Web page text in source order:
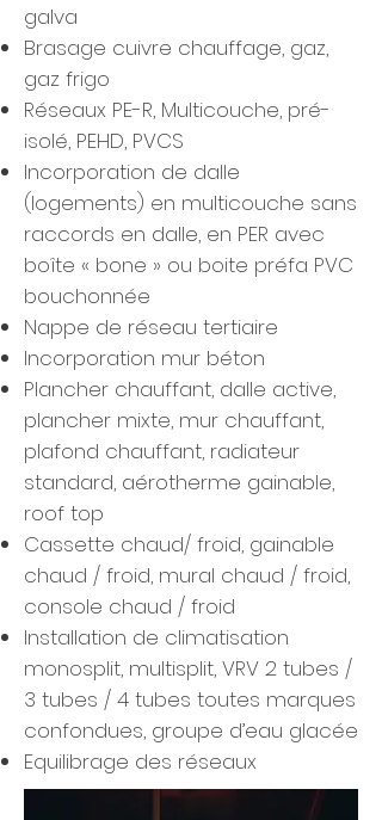
galva
Brasage cuivre chauffage, gaz,
gaz frigo
Réseaux PE-R, Multicouche, pré-
isolé, PEHD, PVCS
Incorporation de dalle
(logements) en multicouche sans
raccords en dalle, en PER avec
boîte « bone » ou boite préfa PVC
bouchonnée
Nappe de réseau tertiaire
Incorporation mur béton
Plancher chauffant, dalle active,
plancher mixte, mur chauffant,
plafond chauffant, radiateur
standard, aérotherme gainable,
roof top
Cassette chaud/ froid, gainable
chaud / froid, mural chaud / froid,
console chaud / froid
Installation de climatisation
monosplit, multisplit, VRV 2 tubes /
3 tubes / 4 tubes toutes marques
confondues, groupe d’eau glacée
Equilibrage des réseaux